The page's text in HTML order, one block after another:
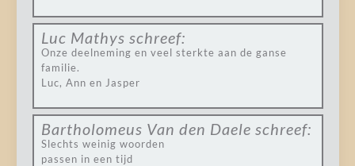
Luc Mathys schreef:
Onze deelneming en veel sterkte aan de ganse
familie.
Luc, Ann en Jasper
Bartholomeus Van den Daele schreef:
Slechts weinig woorden
passen in een tijd